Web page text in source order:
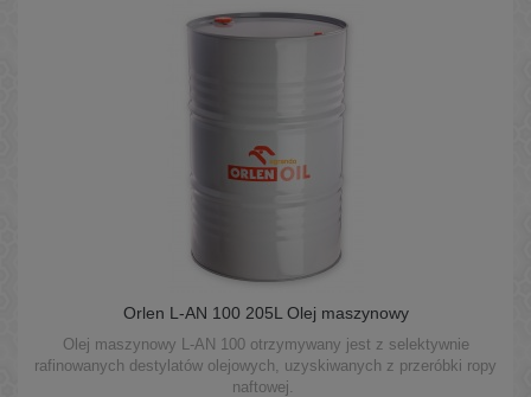
Orlen L-AN 100 205L Olej maszynowy
Olej maszynowy L-AN 100 otrzymywany jest z selektywnie
rafinowanych destylatów olejowych, uzyskiwanych z przeróbki ropy
naftowej.